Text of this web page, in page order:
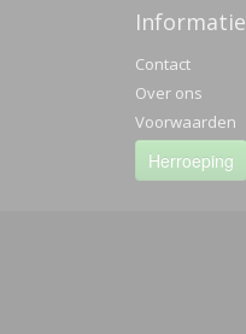
Informatie
Contact
Over ons
Voorwaarden
Herroeping